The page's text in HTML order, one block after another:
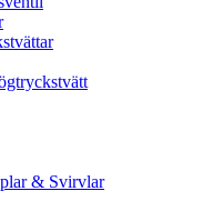
& Svirvlar